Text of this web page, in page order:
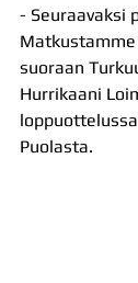
- Seuraavaksi
suoraan
Hurrikaani
Puolasta.